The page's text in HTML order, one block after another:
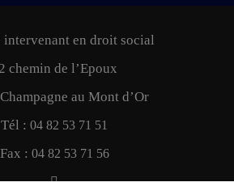
intervenant en droit social
chemin de l’Epoux
au Mont d’Or
Tél : 04 82 53 71 51
Fax : 04 82 53 71 56